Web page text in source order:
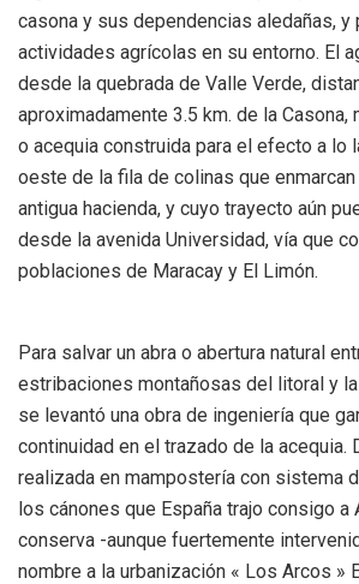
casona y sus dependencias aledañas,
actividades agrícolas en su entorno. El
desde la quebrada de Valle Verde,
aproximadamente 3.5 km. de la Casona,
o acequia construida para el efecto a lo
oeste de la fila de colinas que
antigua hacienda, y cuyo trayecto aún
desde la avenida Universidad, vía que
poblaciones de Maracay y El Limón.
Para salvar un abra o abertura natural
estribaciones montañosas del litoral y
se levantó una obra de ingeniería que
continuidad en el trazado de la acequia.
realizada en mampostería con sistema
los cánones que España trajo consigo a
conserva -aunque fuertemente
nombre a la urbanización « Los Arcos »